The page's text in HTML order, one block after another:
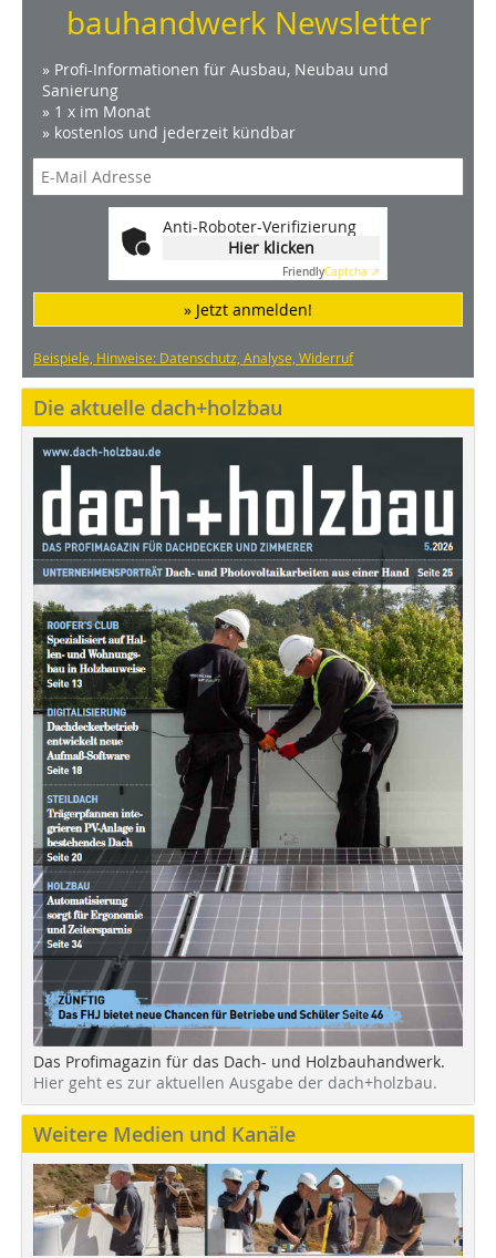
bauhandwerk Newsletter
» Profi-Informationen für Ausbau, Neubau und
Sanierung
» 1 x im Monat
» kostenlos und jederzeit kündbar
Anti-Roboter-Verifizierung
Hier klicken
FriendlyCaptcha ⇗
» Jetzt anmelden!
Beispiele, Hinweise: Datenschutz, Analyse, Widerruf
Die aktuelle dach+holzbau
Das Profimagazin für das Dach- und Holzbauhandwerk.
Hier geht es zur aktuellen Ausgabe der dach+holzbau.
Weitere Medien und Kanäle